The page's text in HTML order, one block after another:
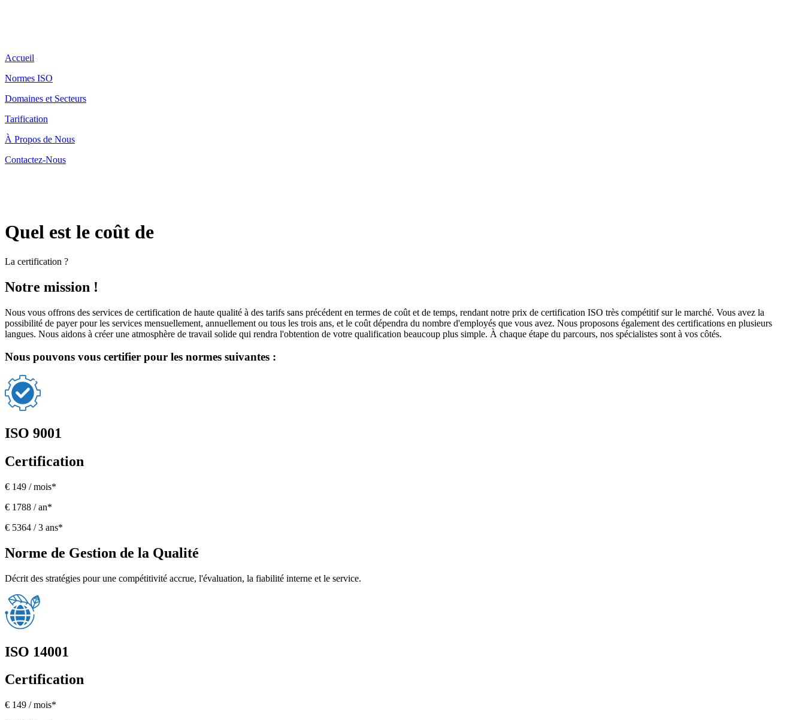
Accueil
Normes ISO
Domaines et Secteurs
Tarification
À Propos de Nous
Contactez-Nous
Quel est le coût de
La certification ?
Notre mission !
Nous vous offrons des services de certification de haute qualité à des tarifs sans précédent en termes de coût et de temps, rendant notre prix de certification ISO très compétitif sur le marché. Vous avez la
possibilité de payer pour les services mensuellement, annuellement ou tous les trois ans, et le coût dépendra du nombre d'employés que vous avez. Nous proposons également des certifications en plusieurs
langues. Nous aidons à créer une atmosphère de travail solide qui rendra l'obtention de votre qualification beaucoup plus simple. À chaque étape du parcours, nos spécialistes sont à vos côtés.
Nous pouvons vous certifier pour les normes suivantes :
ISO 9001
Certification
€ 149 / mois*
€ 1788 / an*
€ 5364 / 3 ans*
Norme de Gestion de la Qualité
Décrit des stratégies pour une compétitivité accrue, l'évaluation, la fiabilité interne et le service.
ISO 14001
Certification
€ 149 / mois*